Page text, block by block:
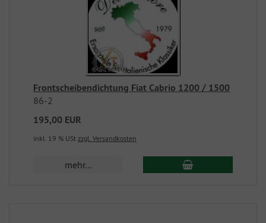
Frontscheibendichtung Fiat Cabrio 1200 / 1500
86-2
195,00 EUR
inkl. 19 % USt zzgl. Versandkosten
mehr...